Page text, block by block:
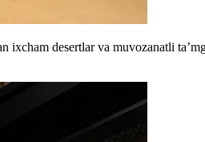
desertlar va muvozanatli